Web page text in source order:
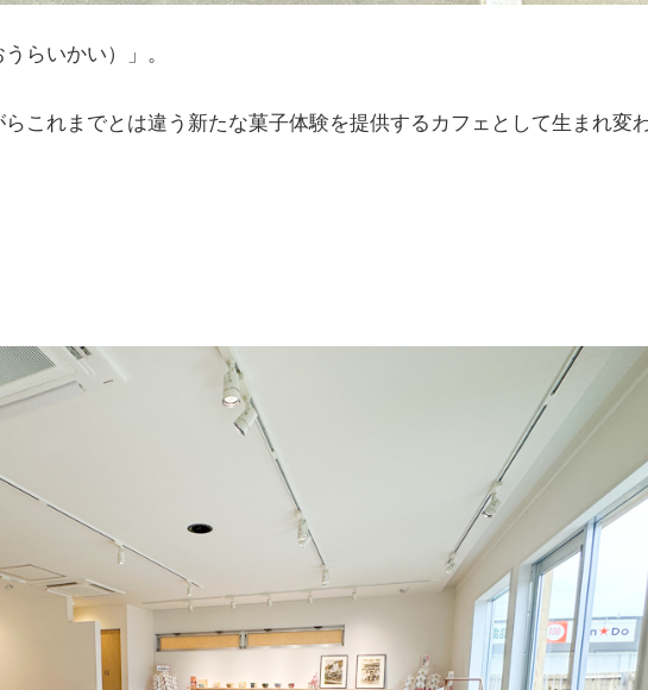
らいかい）」。
これまでとは違う新たな菓子体験を提供するカフェとして生まれ変